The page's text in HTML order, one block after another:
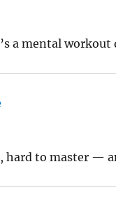
a mental workout
hard to master —